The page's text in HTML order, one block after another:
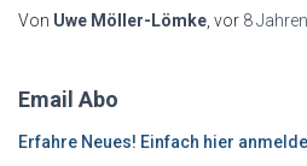
Von Uwe Möller-Lömke , vor 8 Jahren
Email Abo
Erfahre Neues! Einfach hier